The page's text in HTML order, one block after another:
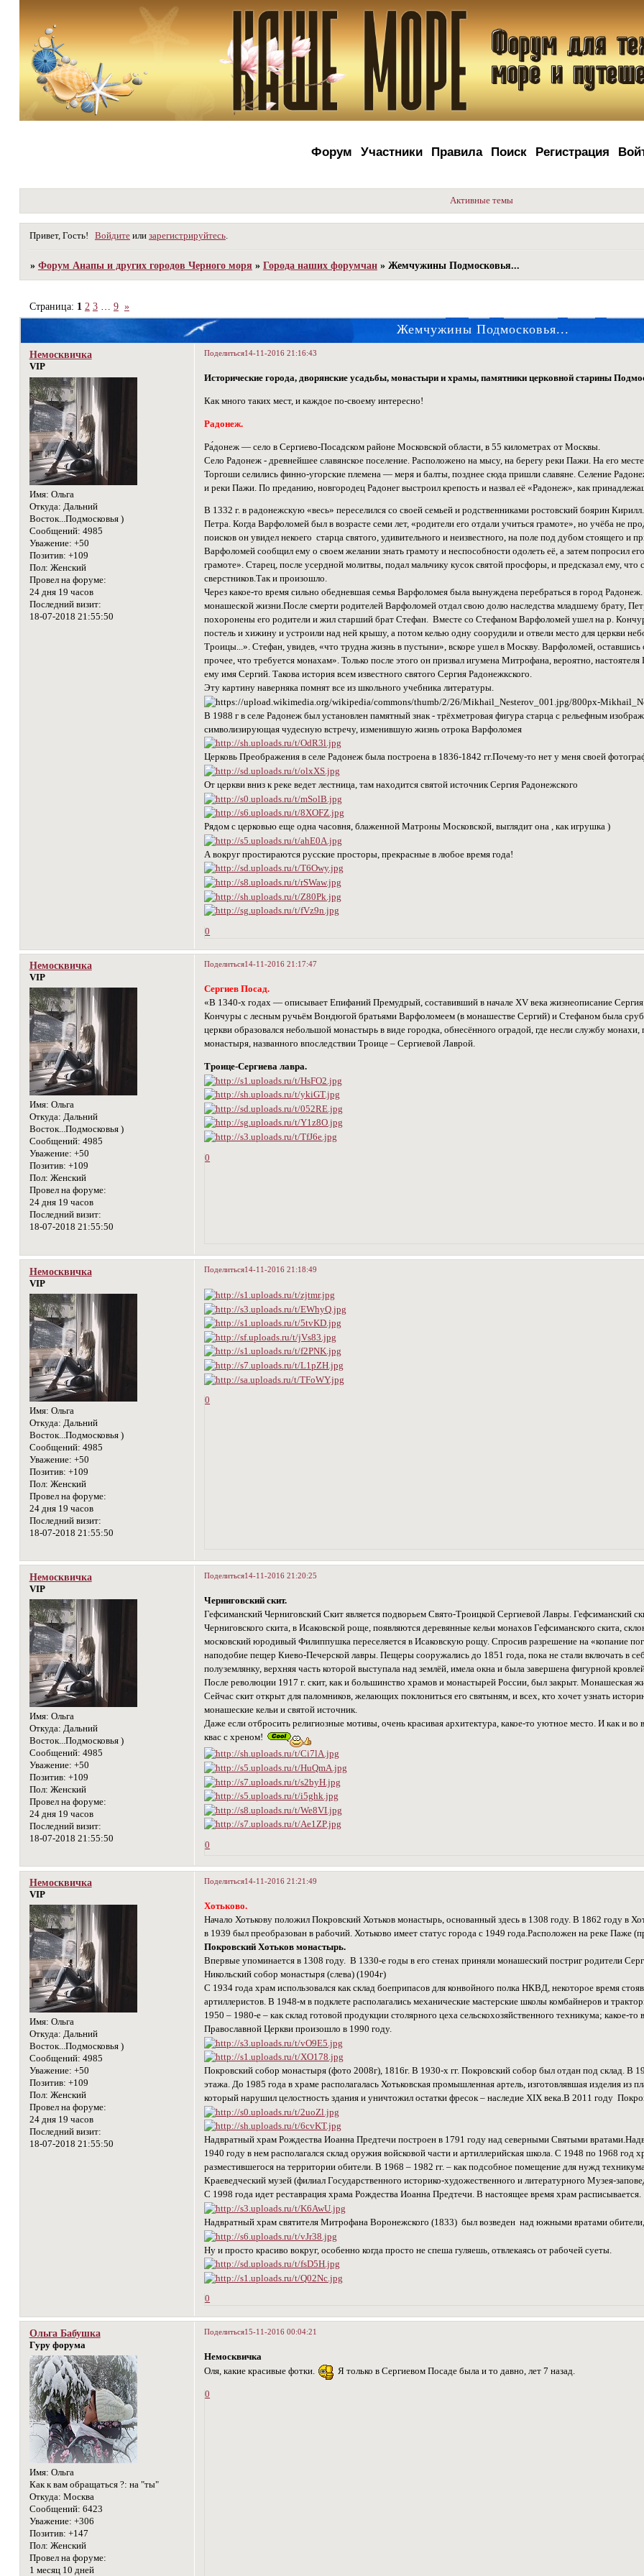
Форум Участники Правила Поиск Регистрация
Активные темы
Привет, Гость! Войдите или зарегистрируйтесь
» Форум Анапы и других городов Черного моря » Города наших форумчан » Жемчужины Подмосковья...
Жемчужины Подмосковья...
Страница: 1 2 3 9 »
Поделиться14-11-2016 21:16:43
Немосквичка
VIP
Имя: Ольга
Откуда: Дальний
Восток...Подмосковья )
Сообщений: 4985
Уважение: +50
Позитив: +109
Пол: Женский
Провел на форуме:
24 дня 19 часов
Последний визит:
18-07-2018 21:55:50
Исторические города, дворянские усадьбы, монастыри и храмы, памятники церковной старины
Как много таких мест, и каждое по-своему интересно!
Радонеж.
Ра́донеж — село в Сергиево-Посадском районе Московской области, в 55 километрах от Москвы.
Село Радонеж - древнейшее славянское поселение. Расположено на мысу, на берегу реки Пажи. На его
Торгоши селились финно-угорские племена — меря и балты, позднее сюда пришли славяне. Селение
и реки Пажи. По преданию, новгородец Радонег выстроил крепость и назвал её «Радонеж», как
В 1332 г. в радонежскую «весь» переселился со своей семьей и родственниками ростовский боярин
Петра. Когда Варфоломей был в возрасте семи лет, «родители его отдали учиться грамоте», но учёба не
поисков он увидел некоего старца святого, удивительного и неизвестного, на поле под дубом стоящего
Варфоломей сообщил ему о своем желании знать грамоту и неспособности одолеть её, а затем попросил
грамоте». Старец, после усердной молитвы, подал мальчику кусок святой просфоры, и предсказал ему, что
сверстников.Так и произошло.
Через какое-то время сильно обедневшая семья Варфоломея была вынуждена перебраться в город
монашеской жизни.После смерти родителей Варфоломей отдал свою долю наследства младшему брату,
похоронены его родители и жил старший брат Стефан. Вместе со Стефаном Варфоломей ушел на р.
постель и хижину и устроили над ней крышу, а потом келью одну соорудили и отвели место для церкви
Троицы...». Стефан, увидев, «что трудна жизнь в пустыни», вскоре ушел в Москву. Варфоломей,
прочее, что требуется монахам». Только после этого он призвал игумена Митрофана, вероятно,
ему имя Сергий. Такова история всем известного святого Сергия Радонежкского.
Эту картину наверняка помнят все из школьного учебника литературы.
В 1988 г в селе Радонеж был установлен памятный знак - трёхметровая фигура старца с рельефным
символизирующая чудесную встречу, изменившую жизнь отрока Варфоломея
Церковь Преображения в селе Радонеж была построена в 1836-1842 гг.Почему-то нет у меня своей
От церкви вниз к реке ведет лестница, там находится святой источник Сергия Радонежского
Рядом с церковью еще одна часовня, блаженной Матроны Московской, выглядит она , как игрушка )
А вокруг простираются русские просторы, прекрасные в любое время года!
0
Поделиться14-11-2016 21:17:47
Немосквичка
VIP
Имя: Ольга
Откуда: Дальний
Восток...Подмосковья )
Сообщений: 4985
Уважение: +50
Позитив: +109
Пол: Женский
Провел на форуме:
24 дня 19 часов
Последний визит:
18-07-2018 21:55:50
Сергиев Посад.
«В 1340-х годах — описывает Епифаний Премудрый, составивший в начале XV века жизнеописание
Кончуры с лесным ручьём Вондюгой братьями Варфоломеем (в монашестве Сергий) и Стефаном была
церкви образовался небольшой монастырь в виде городка, обнесённого оградой, где несли службу
монастыря, названного впоследствии Троице – Сергиевой Лаврой.
Троице-Сергиева лавра.
0
Поделиться14-11-2016 21:18:49
Немосквичка
VIP
Имя: Ольга
Откуда: Дальний
Восток...Подмосковья )
Сообщений: 4985
Уважение: +50
Позитив: +109
Пол: Женский
Провел на форуме:
24 дня 19 часов
Последний визит:
18-07-2018 21:55:50
0
Поделиться14-11-2016 21:20:25
Немосквичка
VIP
Имя: Ольга
Откуда: Дальний
Восток...Подмосковья )
Сообщений: 4985
Уважение: +50
Позитив: +109
Пол: Женский
Провел на форуме:
24 дня 19 часов
Последний визит:
18-07-2018 21:55:50
Черниговский скит.
Гефсиманский Черниговский Скит является подворьем Свято-Троицкой Сергиевой Лавры. Гефсиманский
Черниговского скита, в Исаковской роще, появляются деревянные кельи монахов Гефсиманского скита,
московский юродивый Филиппушка переселяется в Исаковскую рощу. Спросив разрешение на «копание
наподобие пещер Киево-Печерской лавры. Пещеры сооружались до 1851 года, пока не стали включать в
полуземлянку, верхняя часть которой выступала над землёй, имела окна и была завершена фигурной
После революции 1917 г. скит, как и большинство храмов и монастырей России, был закрыт. Монашеская
Сейчас скит открыт для паломников, желающих поклониться его святыням, и всех, кто хочет узнать
монашеские кельи и святой источник.
Даже если отбросить религиозные мотивы, очень красивая архитектура, какое-то уютное место. И как и
квас с хреном!
0
Поделиться14-11-2016 21:21:49
Немосквичка
VIP
Имя: Ольга
Откуда: Дальний
Восток...Подмосковья )
Сообщений: 4985
Уважение: +50
Позитив: +109
Пол: Женский
Провел на форуме:
24 дня 19 часов
Последний визит:
18-07-2018 21:55:50
Хотьково.
Начало Хотькову положил Покровский Хотьков монастырь, основанный здесь в 1308 году. В 1862 году в
в 1939 был преобразован в рабочий. Хотьково имеет статус города с 1949 года.Расположен на реке Паже
Покровский Хотьков монастырь.
Впервые упоминается в 1308 году. В 1330-е годы в его стенах приняли монашеский постриг родители
Никольский собор монастыря (слева) (1904г)
С 1934 года храм использовался как склад боеприпасов для конвойного полка НКВД, некоторое время
артиллеристов. В 1948-м в подклете располагались механические мастерские школы комбайнеров и
1950 – 1980-е – как склад готовой продукции столярного цеха сельскохозяйственного техникума; какое-
Православной Церкви произошло в 1990 году.
Покровский собор монастыря (фото 2008г), 1816г. В 1930-х гг. Покровский собор был отдан под склад. В
этажа. До 1985 года в храме располагалась Хотьковская промышленная артель, изготовлявшая изделия из
который нарушил целостность здания и уничтожил остатки фресок – наследие XIX века.В 2011 году
Надвратный храм Рождества Иоанна Предтечи построен в 1791 году над северными Святыми
1940 году в нем располагался склад оружия войсковой части и артиллерийская школа. С 1948 по 1968 год
разместившегося на территории обители. В 1968 – 1982 гг. – как подсобное помещение для нужд
Краеведческий музей (филиал Государственного историко-художественного и литературного Музея-
С 1998 года идет реставрация храма Рождества Иоанна Предтечи. В настоящее время храм расписывается.
Надвратный храм святителя Митрофана Воронежского (1833) был возведен над южными вратами
Ну и просто красиво вокруг, особенно когда просто не спеша гуляешь, отвлекаясь от рабочей суеты.
0
Поделиться15-11-2016 00:04:21
Ольга Бабушка
Гуру форума
Имя: Ольга
Как к вам обращаться ?: на "ты"
Откуда: Москва
Сообщений: 6423
Уважение: +306
Позитив: +147
Пол: Женский
Провел на форуме:
1 месяц 10 дней
Немосквичка
Оля, какие красивые фотки.
Я только в Сергиевом Посаде была и то давно, лет 7 назад.
0